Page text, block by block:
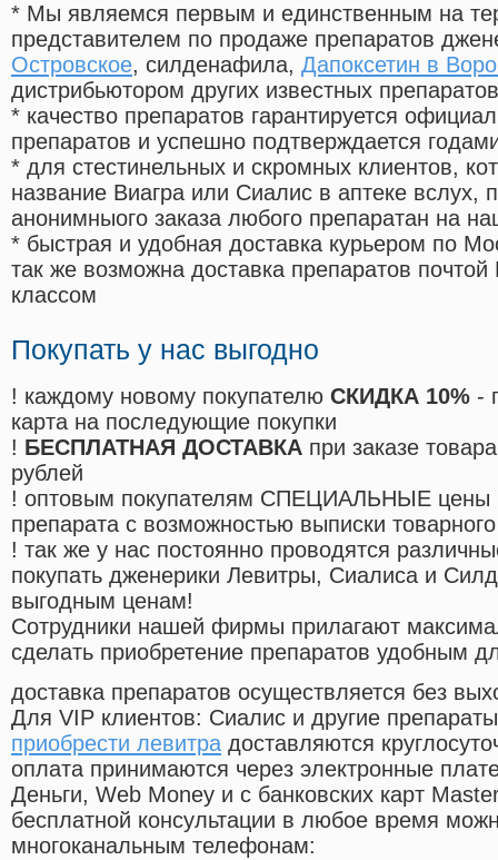
* Мы являемся первым и единственным на
представителем по продаже препаратов
Островское, силденафила, Дапоксетин в
дистрибьютором других известных препаратов
* качество препаратов гарантируется
препаратов и успешно подтверждается
* для стестинельных и скромных клиентов,
название Виагра или Сиалис в аптеке вслух,
анонимныого заказа любого препаратан на
* быстрая и удобная доставка курьером по
так же возможна доставка препаратов
классом
Покупать у нас выгодно
! каждому новому покупателю СКИДКА 10% -
карта на последующие покупки
! БЕСПЛАТНАЯ ДОСТАВКА при заказе
рублей
! оптовым покупателям СПЕЦИАЛЬНЫЕ цены
препарата с возможностью выписки
! так же у нас постоянно проводятся
покупать дженерики Левитры, Сиалиса и
выгодным ценам!
Cотрудники нашей фирмы прилагают
сделать приобретение препаратов удобным
доставка препаратов осуществляется без
Для VIP клиентов: Сиалис и другие
приобрести левитра доставляются
оплата принимаются через электронные
Деньги, Web Money и с банковских карт
бесплатной консультации в любое время
многоканальным телефонам: